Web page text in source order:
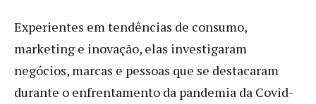
Experientes em tendências de consumo,
marketing e inovação, elas investigaram
negócios, marcas e pessoas que se destacaram
durante o enfrentamento da pandemia da Covid-